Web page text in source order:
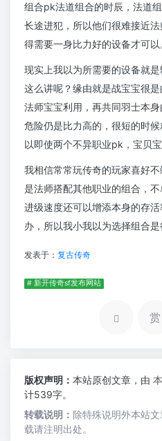
组合pk法道组合的时辰，法道
长途进犯，所以他们很难接近
得需要一身比力好的设备才可以
现实上我以为所需要的设备就
这么讲呢？缘由就是战宝宝很
法师宝宝利用，再共同羽士本
危险仍是比力高的，很短的时
以即使两个不异职业pk，宝贝宝
我相信常常玩传奇的玩家喜好
是法师搭配其他职业的组合，
进级速度还可以增添本身的存
办，所以我小我以为选择组合是
发表于： 复古传奇
# 新开传奇sf发布网站
赏
版权声明： 本站原创文章，由
计539字。
转载说明： 除特殊说明外本站
载请注明出处。